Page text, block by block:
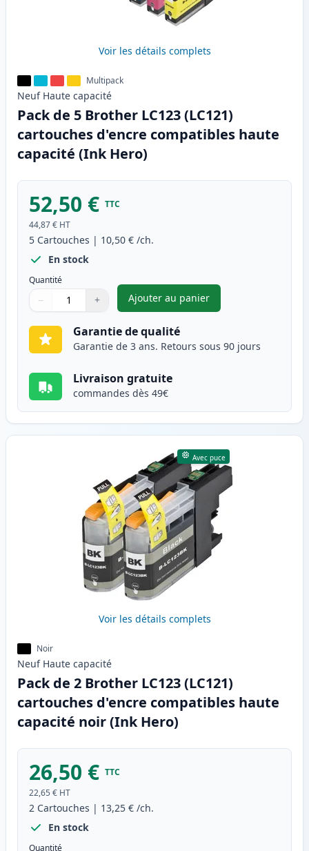
Voir les détails complets
Multipack
Neuf Haute capacité
Pack de 5 Brother LC123 (LC121)
cartouches d'encre compatibles haute
capacité (Ink Hero)
52,50 € TTC
44,87 € HT
5 Cartouches | 10,50 € /ch.
En stock
Quantité
Quantité
Utilisez les boutons pour ajuster
− +
Quantité
Ajouter au panier
,Pack de 5 Brother LC123
Garantie de qualité
Garantie de 3 ans. Retours sous 90 jours
Livraison gratuite
commandes dès 49€
Avec puce
Voir les détails complets
Noir
Neuf Haute capacité
Pack de 2 Brother LC123 (LC121)
cartouches d'encre compatibles haute
capacité noir (Ink Hero)
26,50 € TTC
22,65 € HT
2 Cartouches | 13,25 € /ch.
En stock
Quantité